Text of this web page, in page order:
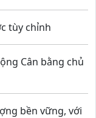
tùy chỉnh
Cân bằng chủ
bền vững, với